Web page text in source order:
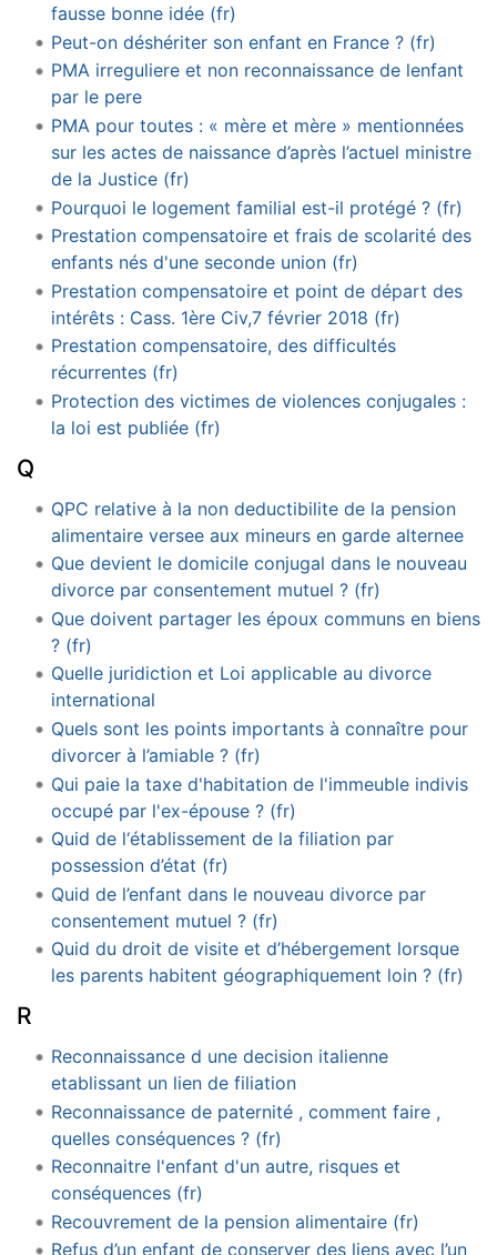
fausse bonne idée (fr)
Peut-on déshériter son enfant en France ? (fr)
PMA irreguliere et non reconnaissance de lenfant
par le pere
PMA pour toutes : « mère et mère » mentionnées
sur les actes de naissance d’après l’actuel ministre
de la Justice (fr)
Pourquoi le logement familial est-il protégé ? (fr)
Prestation compensatoire et frais de scolarité des
enfants nés d'une seconde union (fr)
Prestation compensatoire et point de départ des
intérêts : Cass. 1ère Civ,7 février 2018 (fr)
Prestation compensatoire, des difficultés
récurrentes (fr)
Protection des victimes de violences conjugales :
la loi est publiée (fr)
Q
QPC relative à la non deductibilite de la pension
alimentaire versee aux mineurs en garde alternee
Que devient le domicile conjugal dans le nouveau
divorce par consentement mutuel ? (fr)
Que doivent partager les époux communs en biens
? (fr)
Quelle juridiction et Loi applicable au divorce
international
Quels sont les points importants à connaître pour
divorcer à l’amiable ? (fr)
Qui paie la taxe d'habitation de l'immeuble indivis
occupé par l'ex-épouse ? (fr)
Quid de l‘établissement de la filiation par
possession d’état (fr)
Quid de l’enfant dans le nouveau divorce par
consentement mutuel ? (fr)
Quid du droit de visite et d’hébergement lorsque
les parents habitent géographiquement loin ? (fr)
R
Reconnaissance d une decision italienne
etablissant un lien de filiation
Reconnaissance de paternité , comment faire ,
quelles conséquences ? (fr)
Reconnaitre l'enfant d'un autre, risques et
conséquences (fr)
Recouvrement de la pension alimentaire (fr)
Refus d’un enfant de conserver des liens avec l’un